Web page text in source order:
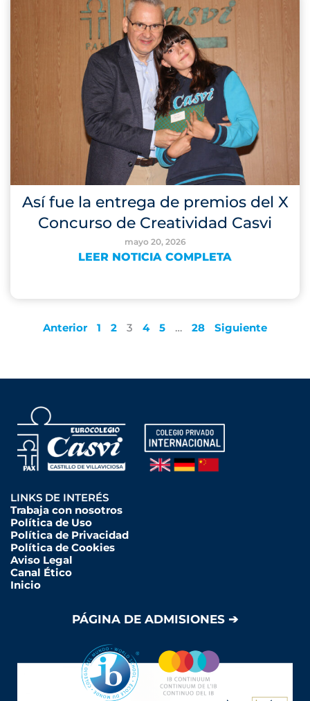
Así fue la entrega de premios del X
Concurso de Creatividad Casvi
mayo 20, 2026
LEER NOTICIA COMPLETA
Anterior 1 2 3 4 5 … 28 Siguiente
LINKS DE INTERÉS
Trabaja con nosotros
Política de Uso
Política de Privacidad
Política de Cookies
Aviso Legal
Canal Ético
Inicio
PÁGINA DE ADMISIONES ➔